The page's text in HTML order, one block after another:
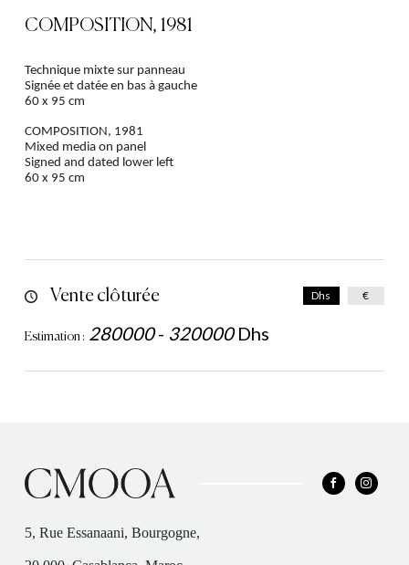
COMPOSITION, 1981
Technique mixte sur panneau
Signée et datée en bas à gauche
60 x 95 cm
COMPOSITION, 1981
Mixed media on panel
Signed and dated lower left
60 x 95 cm
Vente clôturée
Estimation : 280000- 320000 Dhs
Dhs €
5, Rue Essanaani, Bourgogne,